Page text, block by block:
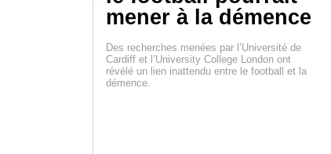
mener à la démence
Des recherches menées par l’Université de
Cardiff et l’University College London ont
révélé un lien inattendu entre le football et la
démence.